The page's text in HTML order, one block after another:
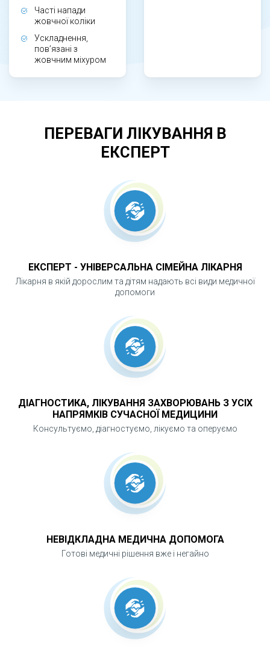
міхурі
Холецистит - запалення жовчного міхура
Абсолютних протипоказів до проведення
холецистектомії немає, наявні лише ризики
гемодинаміки чи дихання, коагулопатії, цироз
печінки, портальна гіпертензія.
патології жовчного міхура (холелітіаз/
Біль у правому підребер’ї, можлива
Нудота, блювання
Затримка випорожнень і газів
Жовтушність білків очей
Підвищення температури тіла (в
Діагностика:
Ретельний збір історії хвороби.
Фізикальне обстеження - виявлення
місцевих симптомів.
Лабораторні дослідження - аналіз крові
(загальний та біохімічний) та сечі.
Інструментальні дослідження - УЗД
черевної порожнини/сонографія/
комп’ютерна томографія.
ТИПИ ХОЛЕЦИСТЕКТОМІЇ
Часті напади
жовчної коліки
Ускладнення,
пов’язані з
жовчним міхуром
ПЕРЕВАГИ ЛІКУВАННЯ В
ЕКСПЕРТ
ЕКСПЕРТ - УНІВЕРСАЛЬНА СІМЕЙНА ЛІКАРНЯ
Лікарня в якій дорослим та дітям надають всі види медичної
допомоги
ДІАГНОСТИКА, ЛІКУВАННЯ ЗАХВОРЮВАНЬ З УСІХ
НАПРЯМКІВ СУЧАСНОЇ МЕДИЦИНИ
Консультуємо, діагностуємо, лікуємо та оперуємо
НЕВІДКЛАДНА МЕДИЧНА ДОПОМОГА
Готові медичні рішення вже і негайно